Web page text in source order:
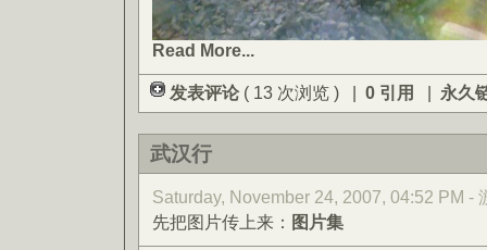
Read More...
发表评论 ( 13 次浏览 ) | 0 引用 | 永久
武汉行
Saturday, November 24, 2007, 04:52 PM -
先把图片传上来： 图片集